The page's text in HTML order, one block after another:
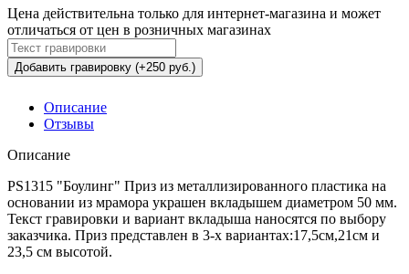
Цена действительна только для интернет-магазина и может
отличаться от цен в розничных магазинах
Добавить гравировку (+250 руб.)
Описание
Отзывы
Описание
PS1315 "Боулинг" Приз из металлизированного пластика на
основании из мрамора украшен вкладышем диаметром 50 мм.
Текст гравировки и вариант вкладыша наносятся по выбору
заказчика. Приз представлен в 3-х вариантах:17,5см,21см и
23,5 см высотой.